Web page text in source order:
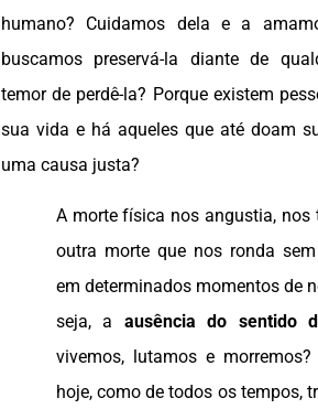
humano? Cuidamos dela e a
buscamos preservá-la diante de
temor de perdê-la? Porque existem
sua vida e há aqueles que até doam
uma causa justa?
A morte física nos angustia, nos
outra morte que nos ronda
em determinados momentos de
seja, a ausência do sentido
vivemos, lutamos e
hoje, como de todos os tempos,